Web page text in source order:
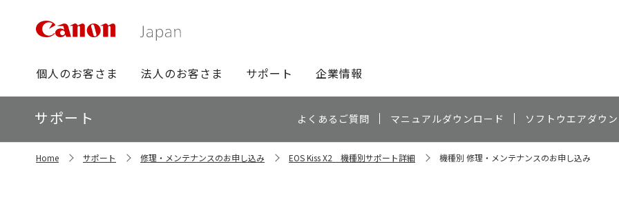
グ
ロ
ー
バ
ビ
個人のお客さま 法人のお客さま サポート 企業情報
ロ
ー
カ
ル
サポート よくあるご質問 マニュアルダウンロード ソフトウエアダウ
Home サポート 修理・メンテナンスのお申し込み EOS Kiss X2 機種別サポート詳細 機種別 修理・メンテナンスのお申し込み